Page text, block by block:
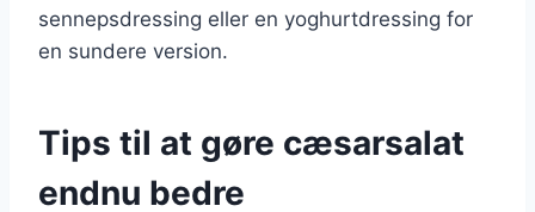
sennepsdressing eller en yoghurtdressing for
en sundere version.
Tips til at gøre cæsarsalat
endnu bedre